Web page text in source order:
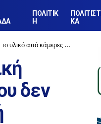
ΠΟΛΙΤΙΚ
Η
ΠΟΛΙΤΙΣΤΙ
ΚΑ
φτάσει στα χέρια του ανακριτή
δεν